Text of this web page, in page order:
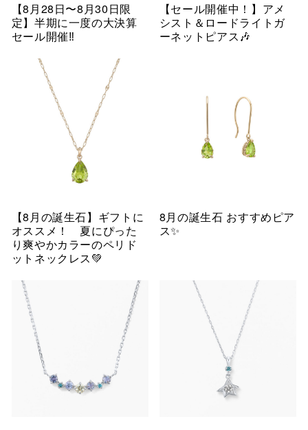
【8月28日〜8月30日限
定】半期に一度の大決算
セール開催‼︎
【セール開催中！】アメ
シスト＆ロードライトガ
ーネットピアス🎶
【8月の誕生石】ギフトに
オススメ！ 夏にぴった
り爽やかカラーのペリド
ットネックレス💚
8月の誕生石 おすすめピア
ス✨